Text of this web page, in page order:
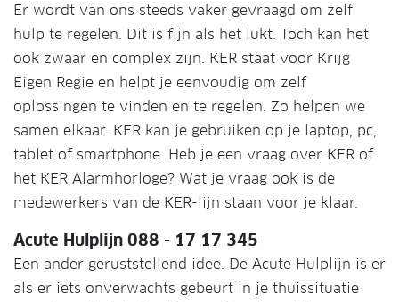
Er wordt van ons steeds vaker gevraagd om zelf
hulp te regelen. Dit is fijn als het lukt. Toch kan het
ook zwaar en complex zijn. KER staat voor Krijg
Eigen Regie en helpt je eenvoudig om zelf
oplossingen te vinden en te regelen. Zo helpen we
samen elkaar. KER kan je gebruiken op je laptop, pc,
tablet of smartphone. Heb je een vraag over KER of
het KER Alarmhorloge? Wat je vraag ook is de
medewerkers van de KER-lijn staan voor je klaar.
Acute Hulplijn 088 - 17 17 345
Een ander geruststellend idee. De Acute Hulplijn is er
als er iets onverwachts gebeurt in je thuissituatie